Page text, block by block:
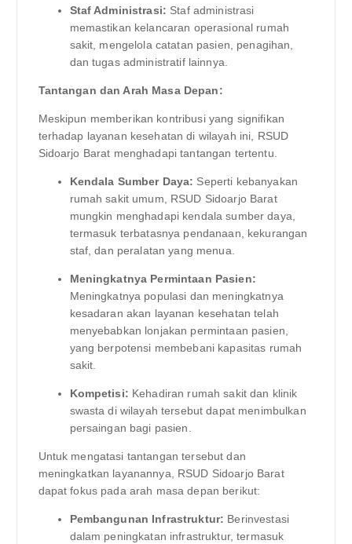
Staf Administrasi: Staf administrasi
memastikan kelancaran operasional rumah
sakit, mengelola catatan pasien, penagihan,
dan tugas administratif lainnya.
Tantangan dan Arah Masa Depan:
Meskipun memberikan kontribusi yang signifikan
terhadap layanan kesehatan di wilayah ini, RSUD
Sidoarjo Barat menghadapi tantangan tertentu.
Kendala Sumber Daya: Seperti kebanyakan
rumah sakit umum, RSUD Sidoarjo Barat
mungkin menghadapi kendala sumber daya,
termasuk terbatasnya pendanaan, kekurangan
staf, dan peralatan yang menua.
Meningkatnya Permintaan Pasien:
Meningkatnya populasi dan meningkatnya
kesadaran akan layanan kesehatan telah
menyebabkan lonjakan permintaan pasien,
yang berpotensi membebani kapasitas rumah
sakit.
Kompetisi: Kehadiran rumah sakit dan klinik
swasta di wilayah tersebut dapat menimbulkan
persaingan bagi pasien.
Untuk mengatasi tantangan tersebut dan
meningkatkan layanannya, RSUD Sidoarjo Barat
dapat fokus pada arah masa depan berikut:
Pembangunan Infrastruktur: Berinvestasi
dalam peningkatan infrastruktur, termasuk